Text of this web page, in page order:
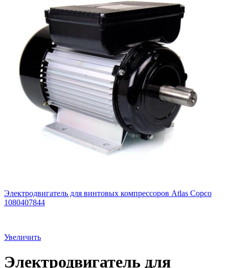
Электродвигатель для винтовых компрессоров Atlas Copco
1080407844
Увеличить
Электродвигатель для